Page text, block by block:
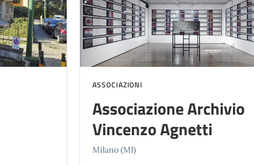
ASSOCIAZIONI
Associazione Archivio
Vincenzo Agnetti
Milano (MI)